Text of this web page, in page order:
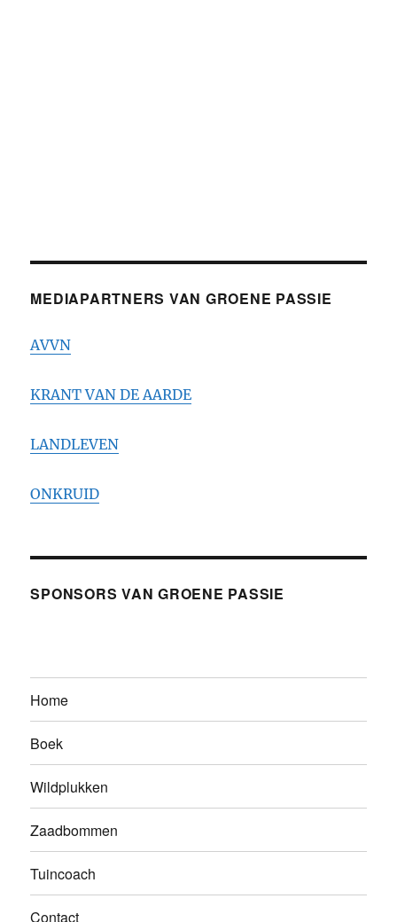
MEDIAPARTNERS VAN GROENE PASSIE
AVVN
KRANT VAN DE AARDE
LANDLEVEN
ONKRUID
SPONSORS VAN GROENE PASSIE
Home
Boek
Wildplukken
Zaadbommen
Tuincoach
Contact